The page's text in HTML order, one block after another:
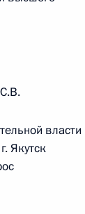
власти
Якутск